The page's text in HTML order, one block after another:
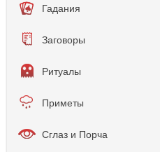
Гадания
Заговоры
Ритуалы
Приметы
Сглаз и Порча